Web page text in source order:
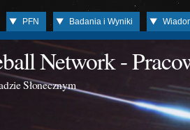
PFN Badania i Wyniki
Network -
Słonecznym